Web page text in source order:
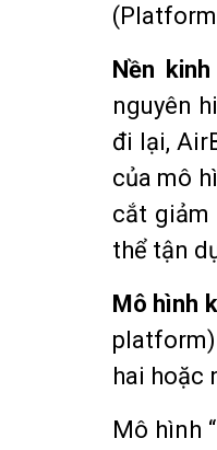
Nền
nguyên
đi lại,
của mô
cắt giảm
thể tận
Mô hình
hai hoặc
Mô hình